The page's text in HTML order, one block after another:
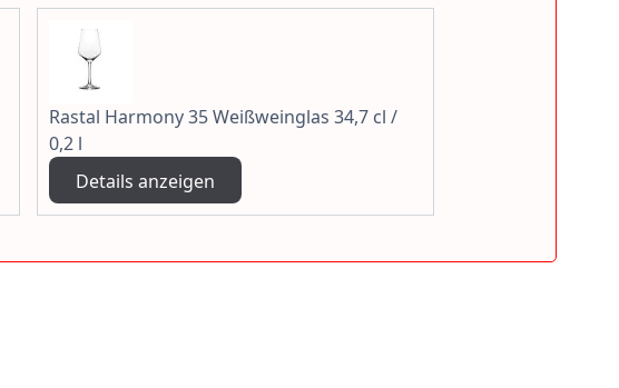
Rastal Harmony 35 Weißweinglas 34,7 cl /
0,2 l
Details anzeigen